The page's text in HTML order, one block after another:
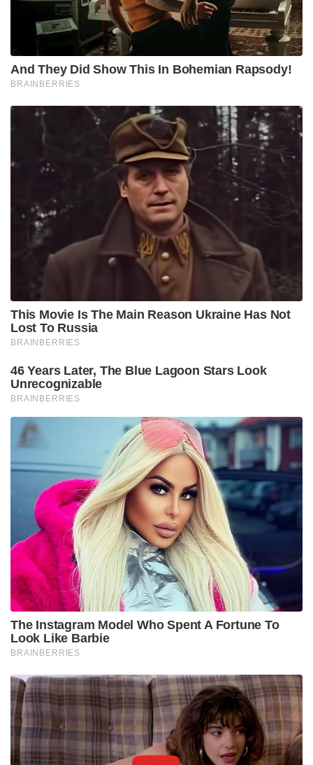
And They Did Show This In Bohemian Rapsody!
BRAINBERRIES
This Movie Is The Main Reason Ukraine Has Not
Lost To Russia
BRAINBERRIES
46 Years Later, The Blue Lagoon Stars Look
Unrecognizable
BRAINBERRIES
The Instagram Model Who Spent A Fortune To
Look Like Barbie
BRAINBERRIES